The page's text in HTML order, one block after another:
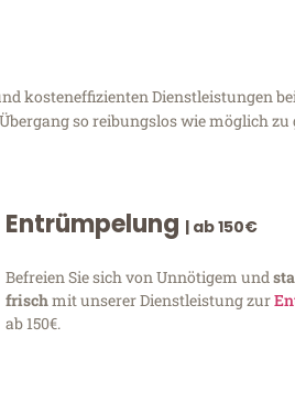
kosteneffizienten Dienstleistungen
so reibungslos wie möglich zu
Entrümpelung | ab 150€
Befreien Sie sich von Unnötigem und
frischmit unserer Dienstleistung zur
ab 150€.